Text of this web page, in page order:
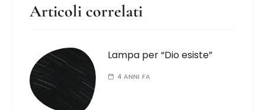
Articoli correlati
Lampa per “Dio esiste”
4 ANNI FA